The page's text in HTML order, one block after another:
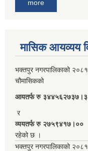
more
मासिक आयव्यय
भक्तपुर नगरपालिकाको २०८१
चौमासिकको
आयतर्फ रु‌
र
व्ययतर्फ रु २७५९४१७।००
रहेको छ ।
भक्तपुर नगरपालिकाको